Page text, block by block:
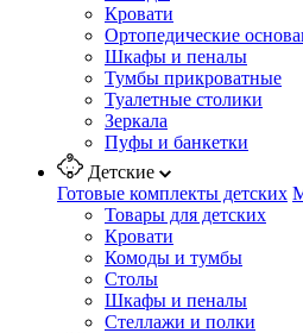
Кровати
Ортопедические
Шкафы и пеналы
Тумбы прикроватные
Туалетные столики
Зеркала
Пуфы и банкетки
Детские
Готовые комплекты детских
Товары для детских
Кровати
Комоды и тумбы
Столы
Шкафы и пеналы
Стеллажи и полки